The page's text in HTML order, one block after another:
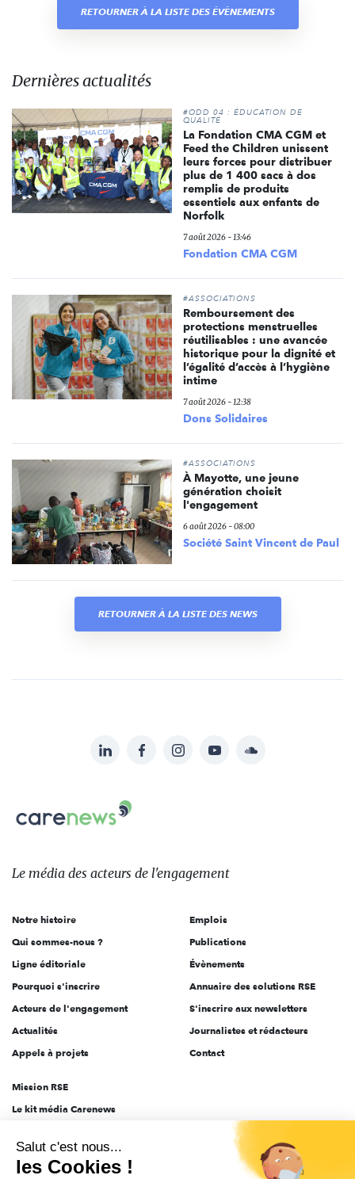
RETOURNER À LA LISTE DES ÉVÈNEMENTS
Dernières actualités
#ODD 04 : ÉDUCATION DE
QUALITÉ
La Fondation CMA CGM et
Feed the Children unissent
leurs forces pour distribuer
plus de 1 400 sacs à dos
remplis de produits
essentiels aux enfants de
Norfolk
7 août 2026 - 13:46
Fondation CMA CGM
#ASSOCIATIONS
Remboursement des
protections menstruelles
réutilisables : une avancée
historique pour la dignité et
l’égalité d’accès à l’hygiène
intime
7 août 2026 - 12:38
Dons Solidaires
#ASSOCIATIONS
À Mayotte, une jeune
génération choisit
l'engagement
6 août 2026 - 08:00
Société Saint Vincent de Paul
RETOURNER À LA LISTE DES NEWS
sur:
LinkedInFacebookInstagramYouTubeSoundcloud
Carenews,
Le
des
l'engagement
Le média des acteurs de l'engagement
Notre histoire
Qui sommes-nous ?
Ligne éditoriale
Pourquoi s'inscrire
Acteurs de l'engagement
Actualités
Appels à projets
Emplois
Publications
Évènements
Annuaire des solutions RSE
S'inscrire aux newsletters
Journalistes et rédacteurs
Contact
Mission RSE
Le kit média Carenews
AEF info
Novethic
Salut c'est nous...
les Cookies !